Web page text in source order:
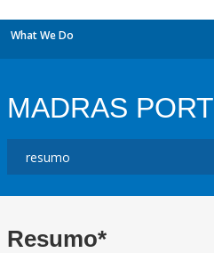
What We Do
MADRAS PORT
Resumo*